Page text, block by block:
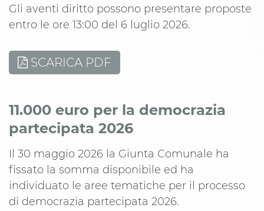
Gli aventi diritto possono presentare proposte
entro le ore 13:00 del 6 luglio 2026.
SCARICA PDF
11.000 euro per la democrazia
partecipata 2026
Il 30 maggio 2026 la Giunta Comunale ha
fissato la somma disponibile ed ha
individuato le aree tematiche per il processo
di democrazia partecipata 2026.